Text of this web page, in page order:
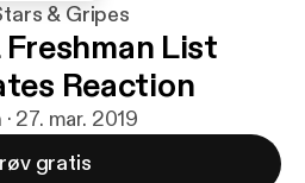
& Gripes
Freshman List
Reaction
27. mar. 2019
gratis